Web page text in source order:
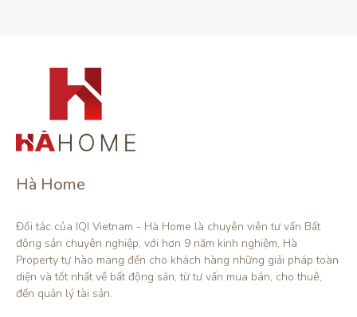
Hà Home
Đối tác của IQI Vietnam - Hà Home là chuyên viên tư vấn Bất
động sản chuyên nghiệp, với hơn 9 năm kinh nghiệm, Hà
Property tự hào mang đến cho khách hàng những giải pháp toàn
diện và tốt nhất về bất động sản, từ tư vấn mua bán, cho thuê,
đến quản lý tài sản.